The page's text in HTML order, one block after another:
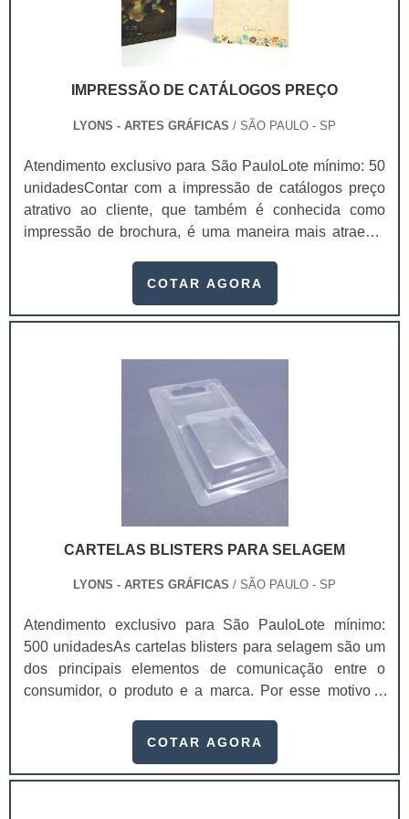
IMPRESSÃO DE CATÁLOGOS PREÇO
LYONS - ARTES GRÁFICAS / SÃO PAULO - SP
Atendimento exclusivo para São PauloLote mínimo: 50
unidadesContar com a impressão de catálogos preço
atrativo ao cliente, que também é conhecida como
impressão de brochura, é uma maneira mais atraente
empresa e os produtos que ela oferece.Além disso, é
detalhes possíveis estes produtos e também as
de consumo dos clientes seja extremamente alt.
COTAR AGORA
CARTELAS BLISTERS PARA SELAGEM
LYONS - ARTES GRÁFICAS / SÃO PAULO - SP
Atendimento exclusivo para São PauloLote mínimo:
500 unidadesAs cartelas blisters para selagem são um
dos principais elementos de comunicação entre o
consumidor, o produto e a marca. Por esse motivo é
muito bem o seu produto.Entre os principais atributos
cartelas blister para selagem
COTAR AGORA